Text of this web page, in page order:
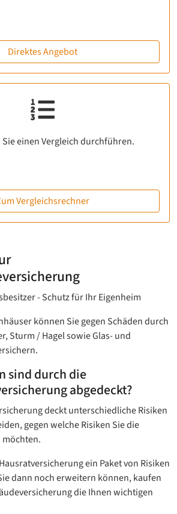
Direktes Angebot
einen Vergleich durchführen.
Vergleichsrechner
- Schutz für Ihr Eigenheim
können Sie gegen Schäden durch
Sturm / Hagel sowie Glas- und
sind durch die
abgedeckt?
deckt unterschiedliche Risiken
gegen welche Risiken Sie die
ein Paket von Risiken
dann noch erweitern können, kaufen
die Ihnen wichtigen